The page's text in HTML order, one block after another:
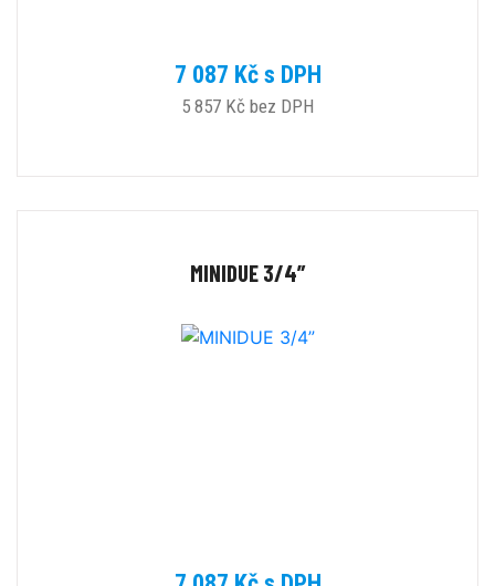
7 087 Kč s DPH
5 857 Kč bez DPH
MINIDUE 3/4”